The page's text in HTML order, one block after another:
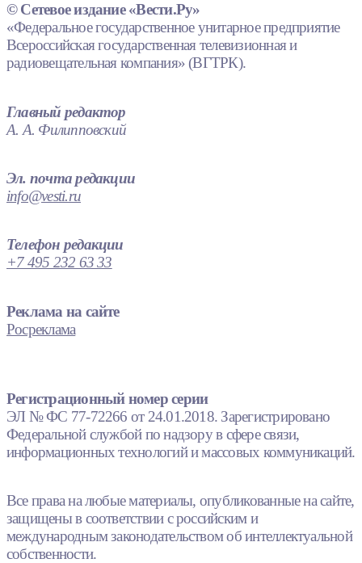
© Сетевое издание «Вести.Ру»
«Федеральное государственное унитарное предприятие
Всероссийская государственная телевизионная и
радиовещательная компания» (ВГТРК).
Главный редактор
А. А. Филипповский
Эл. почта редакции
info@vesti.ru
Телефон редакции
+7 495 232 63 33
Реклама на сайте
Росреклама
Регистрационный номер серии
ЭЛ № ФС 77-72266 от 24.01.2018. Зарегистрировано
Федеральной службой по надзору в сфере связи,
информационных технологий и массовых коммуникаций.
Все права на любые материалы, опубликованные на сайте,
защищены в соответствии с российским и
международным законодательством об интеллектуальной
собственности.